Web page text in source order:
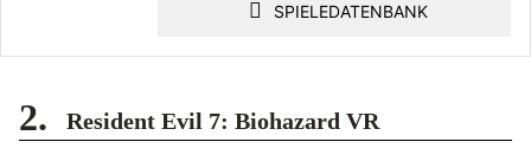
SPIELEDATENBANK
2. Resident Evil 7: Biohazard VR